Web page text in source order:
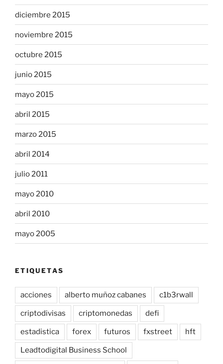
diciembre 2015
noviembre 2015
octubre 2015
junio 2015
mayo 2015
abril 2015
marzo 2015
abril 2014
julio 2011
mayo 2010
abril 2010
mayo 2005
ETIQUETAS
acciones alberto muñoz cabanes c1b3rwall
criptodivisas criptomonedas defi
estadistica forex futuros fxstreet hft
Leadtodigital Business School